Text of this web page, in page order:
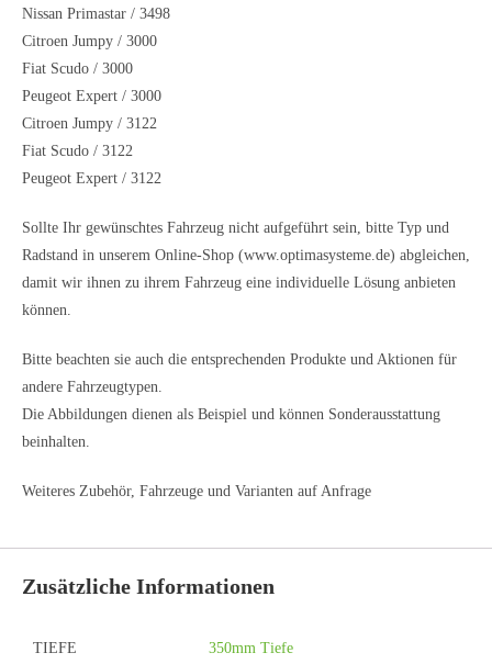
Nissan Primastar / 3498
Citroen Jumpy / 3000
Fiat Scudo / 3000
Peugeot Expert / 3000
Citroen Jumpy / 3122
Fiat Scudo / 3122
Peugeot Expert / 3122
Sollte Ihr gewünschtes Fahrzeug nicht aufgeführt sein, bitte Typ und
Radstand in unserem Online-Shop (www.optimasysteme.de) abgleichen,
damit wir ihnen zu ihrem Fahrzeug eine individuelle Lösung anbieten
können.
Bitte beachten sie auch die entsprechenden Produkte und Aktionen für
andere Fahrzeugtypen.
Die Abbildungen dienen als Beispiel und können Sonderausstattung
beinhalten.
Weiteres Zubehör, Fahrzeuge und Varianten auf Anfrage
Zusätzliche Informationen
TIEFE 350mm Tiefe